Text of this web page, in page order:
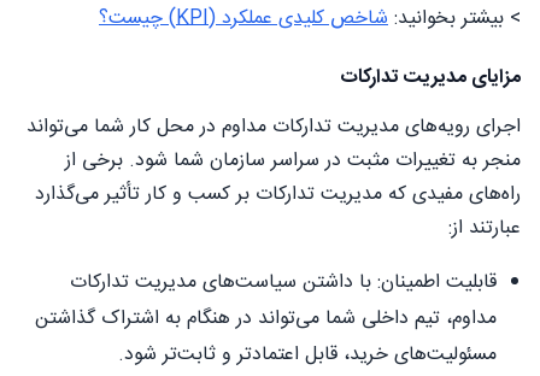
> بیشتر بخوانید:شاخص کلیدی عملکرد (KPI) چیست؟
مزایای مدیریت تدارکات
اجرای رویه‌های مدیریت تدارکات مداوم در محل کار شما می‌تواند
منجر به تغییرات مثبت در سراسر سازمان شما شود. برخی از
راه‌های مفیدی که مدیریت تدارکات بر کسب و کار تأثیر می‌گذارد
عبارتند از:
قابلیت اطمینان: با داشتن سیاست‌های مدیریت تدارکات
مداوم، تیم داخلی شما می‌تواند در هنگام به اشتراک گذاشتن
مسئولیت‌های خرید، قابل اعتمادتر و ثابت‌تر شود.